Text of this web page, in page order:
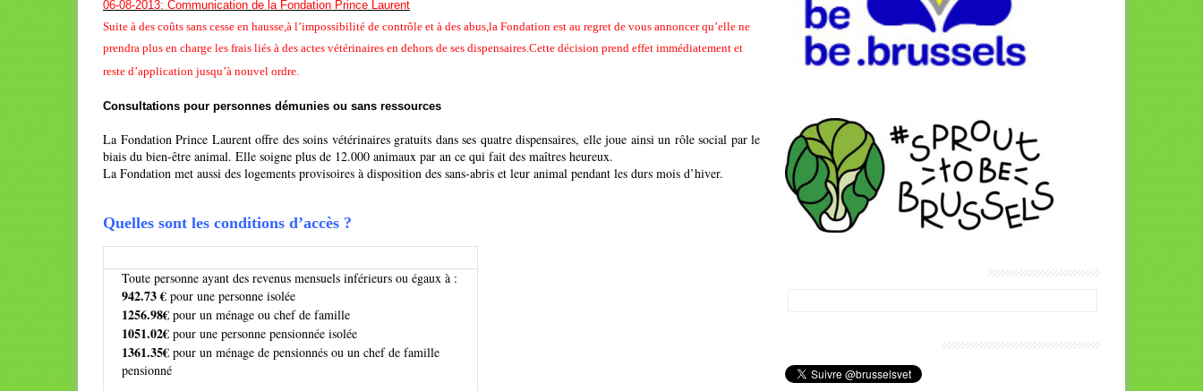
06-08-2013: Communication de la Fondation Prince Laurent
Suite à des coûts sans cesse en hausse,à l’impossibilité de contrôle et à des abus,la Fondation est au regret de vous annoncer qu’elle ne
prendra plus en charge les frais liés à des actes vétérinaires en dehors de ses dispensaires.Cette décision prend effet immédiatement et
reste d’application jusqu’à nouvel ordre.
Consultations pour personnes démunies ou sans ressources
La Fondation Prince Laurentoffre des soins vétérinaires gratuits dans ses quatre dispensaires, elle joue ainsi un rôle social par le
biais du bien-être animal. Elle soigne plus de 12.000 animaux par an ce qui fait des maîtres heureux.
La Fondation met aussi des logements provisoires à disposition des sans-abris et leur animal pendant les durs mois d’hiver.
Quelles sont les conditions d’accès ?
Toute personne ayant des revenus mensuels inférieurs ou égaux à :
942.73 € pour une personne isolée
1256.98€ pour un ménage ou chef de famille
1051.02€ pour une personne pensionnée isolée
1361.35€ pour un ménage de pensionnés ou un chef de famille
pensionné